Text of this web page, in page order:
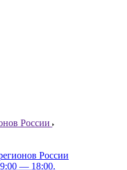
России
России
— 18:00.